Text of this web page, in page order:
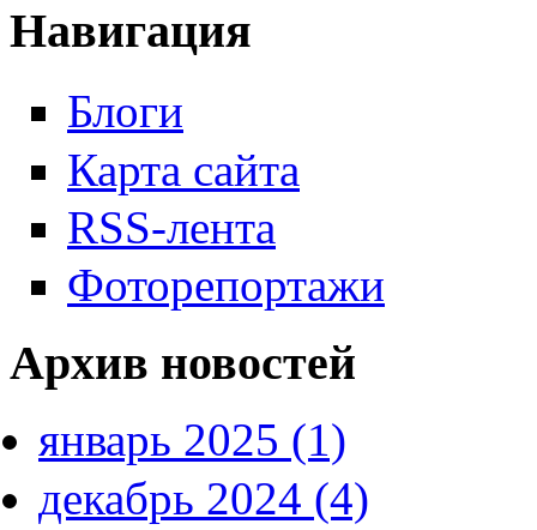
Навигация
Блоги
Карта сайта
RSS-лента
Фоторепортажи
Архив новостей
январь 2025 (1)
декабрь 2024 (4)